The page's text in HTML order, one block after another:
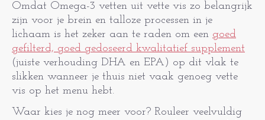
Omdat Omega-3 vetten uit vette vis zo belangrijk
zijn voor je brein en talloze processen in je
lichaam is het zeker aan te raden om een goed
gefilterd, goed gedoseerd kwalitatief supplement
(juiste verhouding DHA en EPA) op dit vlak te
slikken wanneer je thuis niet vaak genoeg vette
vis op het menu hebt.
Waar kies je nog meer voor? Rouleer veelvuldig